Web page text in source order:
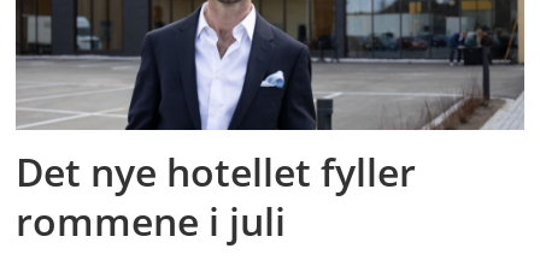
Det nye hotellet fyller
rommene i juli